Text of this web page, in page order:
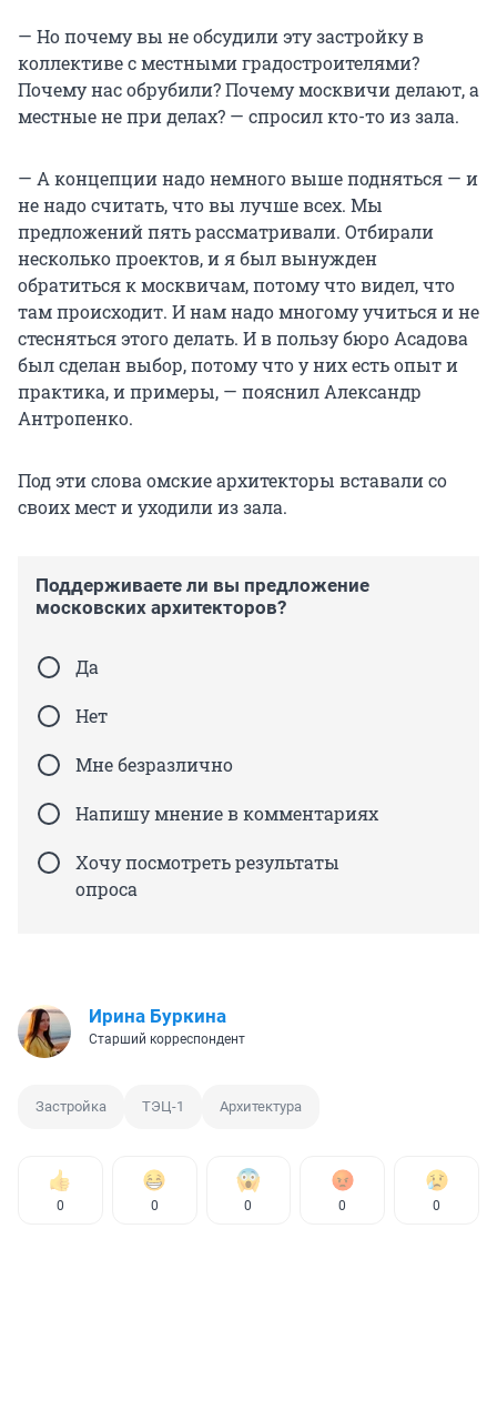
— Но почему вы не обсудили эту застройку в
коллективе с местными градостроителями?
Почему нас обрубили? Почему москвичи делают, а
местные не при делах? — спросил кто-то из зала.
— А концепции надо немного выше подняться — и
не надо считать, что вы лучше всех. Мы
предложений пять рассматривали. Отбирали
несколько проектов, и я был вынужден
обратиться к москвичам, потому что видел, что
там происходит. И нам надо многому учиться и не
стесняться этого делать. И в пользу бюро Асадова
был сделан выбор, потому что у них есть опыт и
практика, и примеры, — пояснил Александр
Антропенко.
Под эти слова омские архитекторы вставали со
своих мест и уходили из зала.
Поддерживаете ли вы предложение
московских архитекторов?
Да
Нет
Мне безразлично
Напишу мнение в комментариях
Хочу посмотреть результаты
опроса
Ирина Буркина
Старший корреспондент
Застройка ТЭЦ-1 Архитектура
0 0 0 0 0